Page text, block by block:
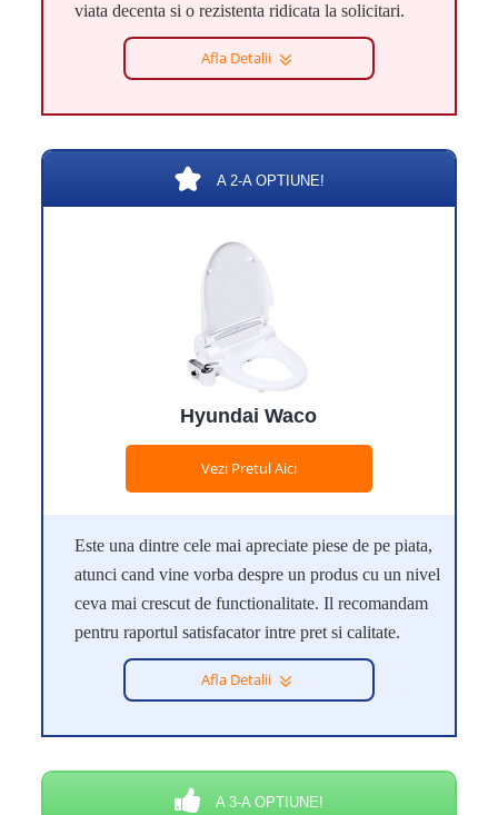
viata decenta si o rezistenta ridicata la solicitari.
Afla Detalii
A 2-A OPTIUNE!
Hyundai Waco
Vezi Pretul Aici
Este una dintre cele mai apreciate piese de pe piata,
atunci cand vine vorba despre un produs cu un nivel
ceva mai crescut de functionalitate. Il recomandam
pentru raportul satisfacator intre pret si calitate.
Afla Detalii
A 3-A OPTIUNE!